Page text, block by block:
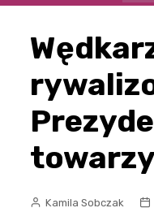
Kamila Sobczak